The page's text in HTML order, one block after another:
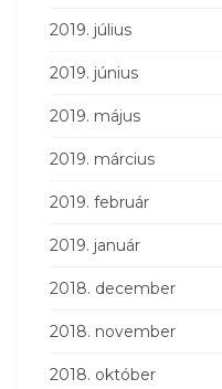
2019. július
2019. június
2019. május
2019. március
2019. február
2019. január
2018. december
2018. november
2018. október